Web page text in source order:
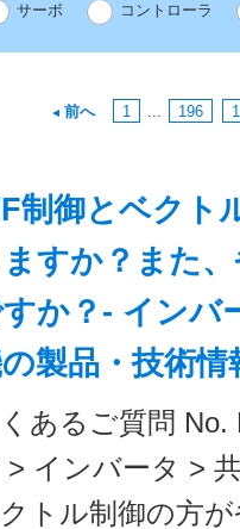
サーボ コントローラ
前へ 1 ... 196
制御とベクト
ますか？また
か？- インバ
製品・技術情
あるご質問
> インバータ >
トル制御の方